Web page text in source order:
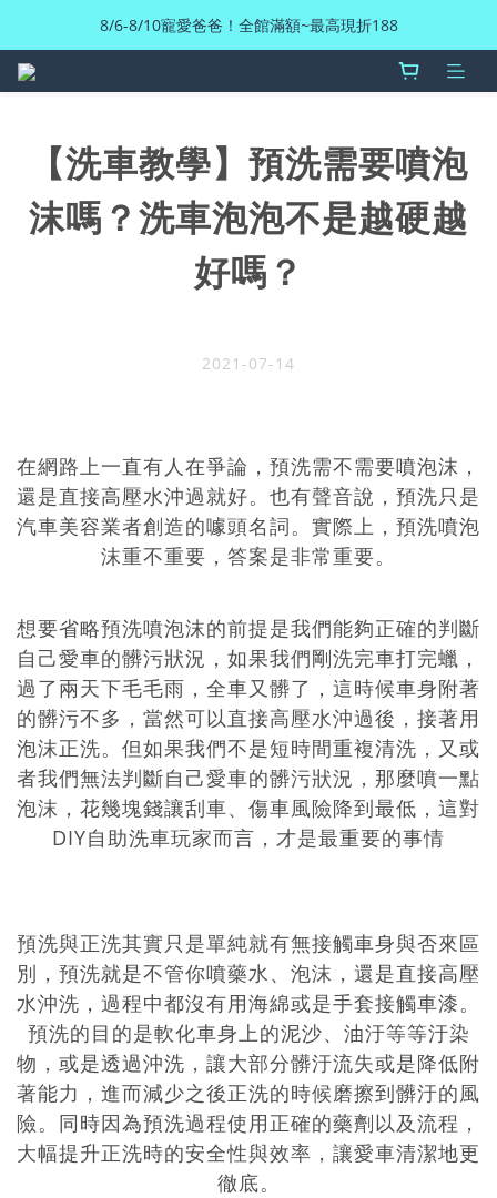
8/6-8/10寵愛爸爸！全館滿額~最高現折188
【洗車教學】預洗需要噴泡
沫嗎？洗車泡泡不是越硬越
好嗎？
2021-07-14
在網路上一直有人在爭論，預洗需不需要噴泡沫，
還是直接高壓水沖過就好。也有聲音說，預洗只是
汽車美容業者創造的噱頭名詞。實際上，預洗噴泡
沫重不重要，答案是非常重要。
想要省略預洗噴泡沫的前提是我們能夠正確的判斷
自己愛車的髒污狀況，如果我們剛洗完車打完蠟，
過了兩天下毛毛雨，全車又髒了，這時候車身附著
的髒污不多，當然可以直接高壓水沖過後，接著用
泡沫正洗。 但如果我們不是短時間重複清洗，又或
者我們無法判斷自己愛車的髒污狀況，那麼噴一點
泡沫，花幾塊錢讓刮車、傷車風險降到最低，這對
DIY自助洗車玩家而言，才是最重要的事情
預洗與正洗其實只是單純就有無接觸車身與否來區
別，預洗就是不管你噴藥水、泡沫，還是直接高壓
水沖洗，過程中都沒有用海綿或是手套接觸車漆。
預洗的目的是軟化車身上的泥沙、油汙等等汙染
物，或是透過沖洗，讓大部分髒汙流失或是降低附
著能力，進而減少之後正洗的時候磨擦到髒汙的風
險。同時因為預洗過程使用正確的藥劑以及流程，
大幅提升正洗時的安全性與效率，讓愛車清潔地更
徹底。